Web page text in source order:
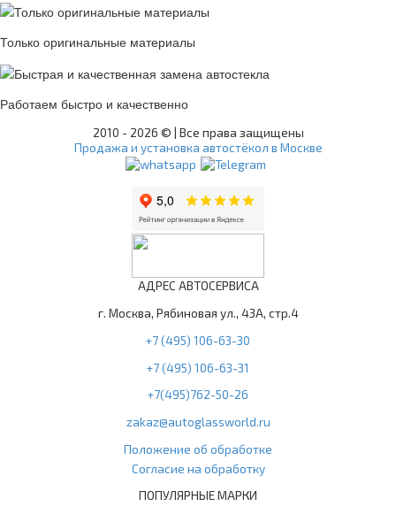
Только оригинальные материалы
Работаем быстро и качественно
2010 - 2026 © | Все права защищены
Продажа и установка автостёкол в Москве
АДРЕС АВТОСЕРВИСА
г. Москва, Рябиновая ул., 43А, стр.4
+7 (495) 106-63-30
+7 (495) 106-63-31
+7(495)762-50-26
zakaz@autoglassworld.ru
Положение об обработке
Согласие на обработку
ПОПУЛЯРНЫЕ МАРКИ